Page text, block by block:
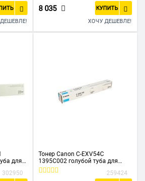
8 035 КУПИТЬ
ХОЧУ ДЕШЕВЛЕ!
для
302950
Тонер Canon C-EXV54C
1395C002 голубой туба для
копира C3025i
259424